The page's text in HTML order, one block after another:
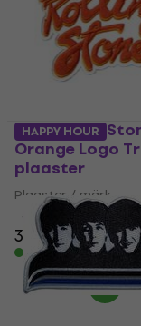
The Rolling
Orange Logo
plaaster
Plaaster / märk
5 /5
3,09 €3,19 €
Laos olemas
HAPPY HOUR